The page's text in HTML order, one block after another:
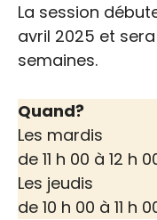
Un
marche
La session
avril 2025 et sera
semaines.
Quand?
Les mardis
de 11 h 00 à 12 h
Les jeudis
de 10 h 00 à 11 h